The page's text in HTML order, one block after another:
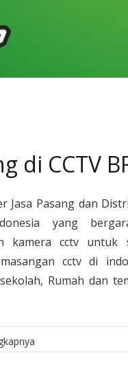
di CCTV
Jasa Pasang dan
yang
kamera cctv untuk
cctv di
Rumah dan